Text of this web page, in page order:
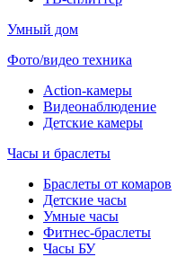
Умный дом
Фото/видео техника
Action-камеры
Видеонаблюдение
Детские камеры
Часы и браслеты
Браслеты от комаров
Детские часы
Умные часы
Фитнес-браслеты
Часы БУ